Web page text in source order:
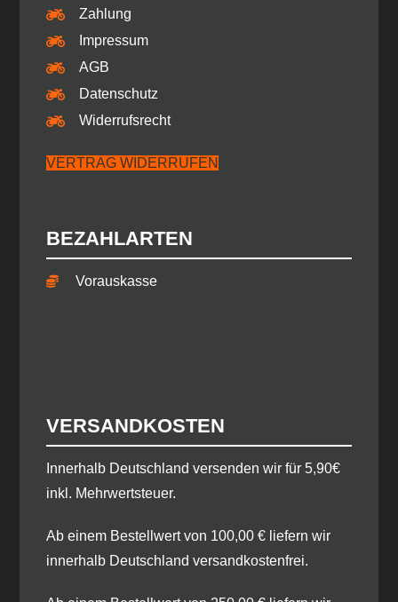
Zahlung
Impressum
AGB
Datenschutz
Widerrufsrecht
VERTRAG WIDERRUFEN
BEZAHLARTEN
Vorauskasse
VERSANDKOSTEN
​Innerhalb Deutschland versenden wir für 5,90€
inkl. Mehrwertsteuer.
Ab einem Bestellwert von 100,00 € liefern wir
innerhalb Deutschland versandkostenfrei.